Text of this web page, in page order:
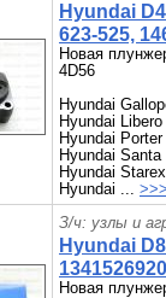
Hyundai
623-525,
Новая
4D56
Hyundai
Hyundai Libero
Hyundai Porter
Hyundai Santa
Hyundai Starex
Hyundai ...
З/ч: узлы и
Hyundai
Новая